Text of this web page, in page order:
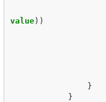
value))
}
}